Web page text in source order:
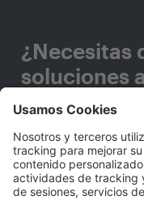
¿Necesitas
soluciones
que se
cambio
Completa este
contacto contigo.